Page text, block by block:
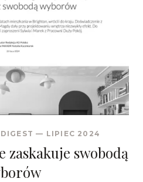
— LIPIEC 2024
zaskakuje swobodą